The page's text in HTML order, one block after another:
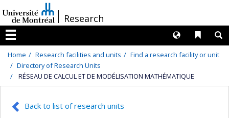
au
contenu
/Research
Menu
Liens
Langues
Home Research facilities and units
Find a research facility or unit
Directory of Research Units
RÉSEAU DE CALCUL ET DE MODÉLISATION MATHÉMATIQUE
Back to list of research units